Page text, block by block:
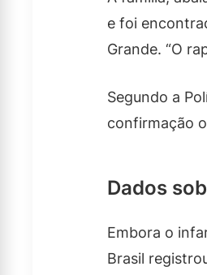
e foi
Grande. “O
Segundo a
confirmação
Dados
Embora o
Brasil